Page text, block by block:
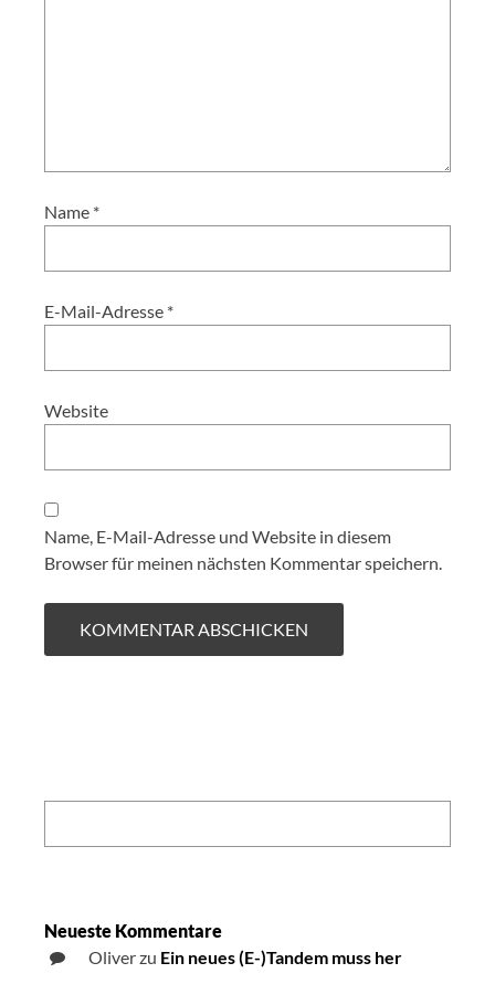
Name *
E-Mail-Adresse *
Website
Name, E-Mail-Adresse und Website in diesem
Browser für meinen nächsten Kommentar speichern.
Neueste Kommentare
Oliverzu Ein neues (E-)Tandem muss her